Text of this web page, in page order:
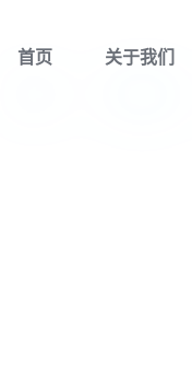
首页 关于我们